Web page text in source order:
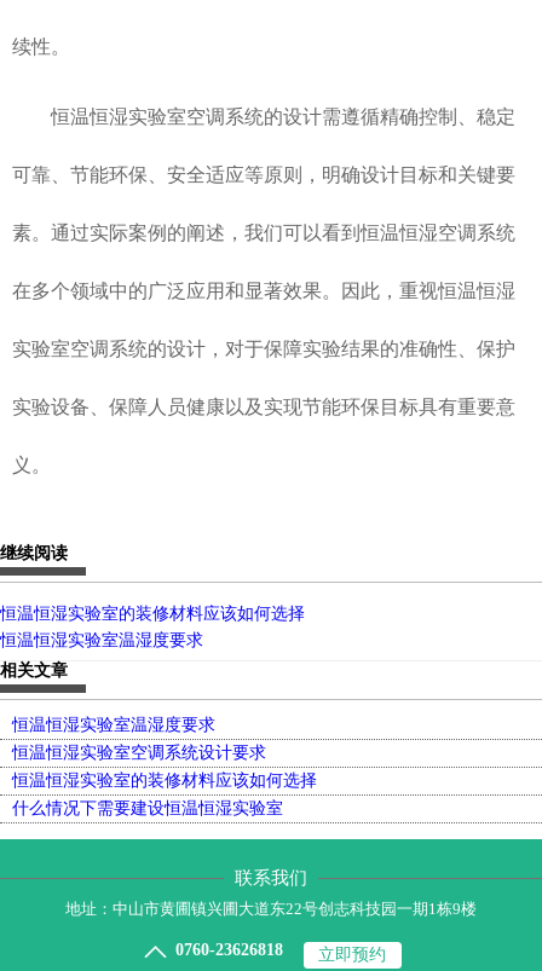
续性。
恒温恒湿实验室空调系统的设计需遵循精确控制、稳定
可靠、节能环保、安全适应等原则，明确设计目标和关键要
素。通过实际案例的阐述，我们可以看到恒温恒湿空调系统
在多个领域中的广泛应用和显著效果。因此，重视恒温恒湿
实验室空调系统的设计，对于保障实验结果的准确性、保护
实验设备、保障人员健康以及实现节能环保目标具有重要意
义。
继续阅读
恒温恒湿实验室的装修材料应该如何选择
恒温恒湿实验室温湿度要求
相关文章
恒温恒湿实验室温湿度要求
恒温恒湿实验室空调系统设计要求
恒温恒湿实验室的装修材料应该如何选择
什么情况下需要建设恒温恒湿实验室
联系我们
地址：中山市黄圃镇兴圃大道东22号创志科技园一期1栋9楼
 0760-23626818 立即预约